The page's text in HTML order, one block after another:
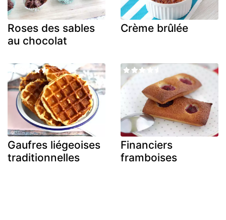
Roses des sables
au chocolat
Crème brûlée
Gaufres liégeoises
traditionnelles
Financiers
framboises